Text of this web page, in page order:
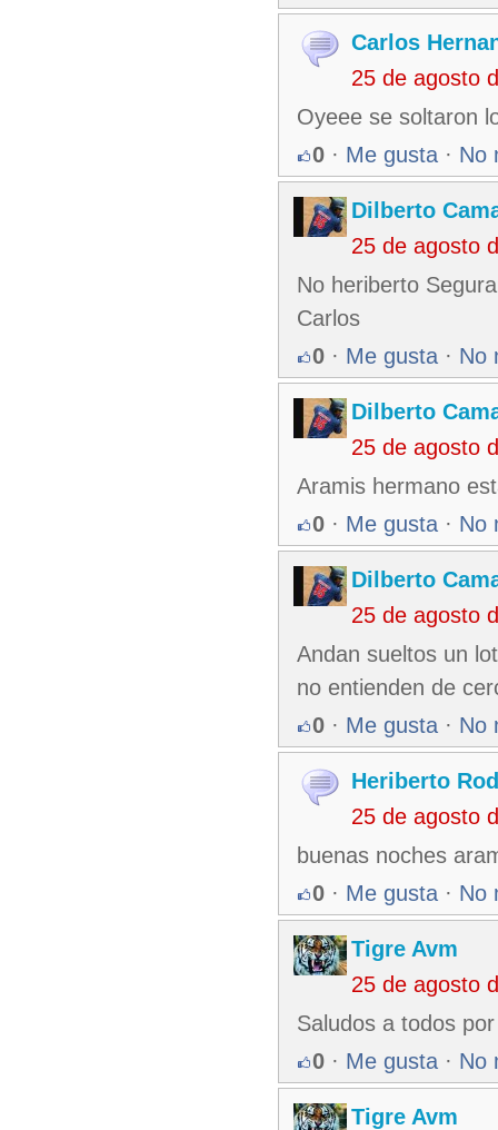
Carlos
25 de agosto
Oyeee se soltaron
0 · Me gusta · No
Dilberto
25 de agosto
No heriberto
Carlos
0 · Me gusta · No
Dilberto
25 de agosto
Aramis hermano
0 · Me gusta · No
Dilberto
25 de agosto
Andan sueltos un
no entienden de
0 · Me gusta · No
Heriberto
25 de agosto
buenas noches
0 · Me gusta · No
Tigre Avm
25 de agosto
Saludos a todos
0 · Me gusta · No
Tigre Avm